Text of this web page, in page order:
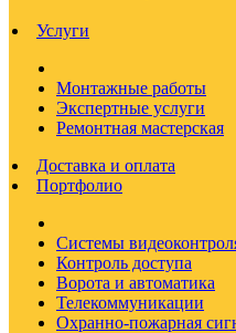
Услуги
Монтажные работы
Экспертные услуги
Ремонтная мастерская
Доставка и оплата
Портфолио
Системы
Контроль доступа
Ворота и автоматика
Телекоммуникации
Охранно-пожарная